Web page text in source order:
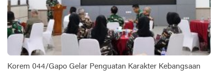
Korem 044/Gapo Gelar Penguatan Karakter Kebangsaan